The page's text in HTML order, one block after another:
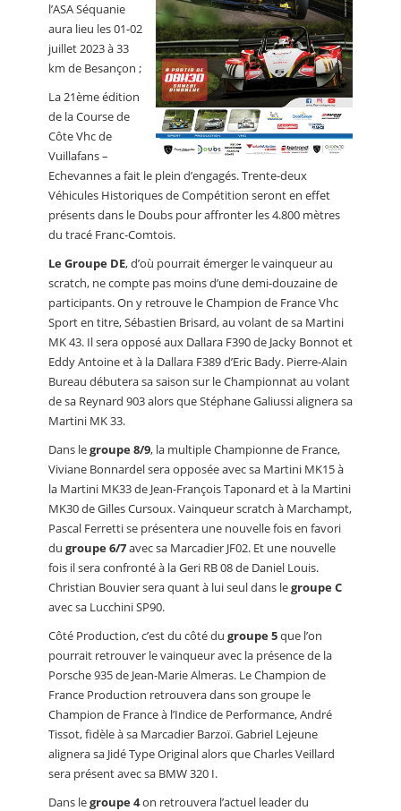
l’ASA Séquanie
aura lieu les 01-02
juillet 2023 à 33
km de Besançon ;
La 21ème édition
de la Course de
Côte Vhc de
Vuillafans –
Echevannes a fait le plein d’engagés. Trente-deux
Véhicules Historiques de Compétition seront en effet
présents dans le Doubs pour affronter les 4.800 mètres
du tracé Franc-Comtois.
Le Groupe DE, d’où pourrait émerger le vainqueur au
scratch, ne compte pas moins d’une demi-douzaine de
participants. On y retrouve le Champion de France Vhc
Sport en titre, Sébastien Brisard, au volant de sa Martini
MK 43. Il sera opposé aux Dallara F390 de Jacky Bonnot et
Eddy Antoine et à la Dallara F389 d’Eric Bady. Pierre-Alain
Bureau débutera sa saison sur le Championnat au volant
de sa Reynard 903 alors que Stéphane Galiussi alignera sa
Martini MK 33.
Dans legroupe 8/9, la multiple Championne de France,
Viviane Bonnardel sera opposée avec sa Martini MK15 à
la Martini MK33 de Jean-François Taponard et à la Martini
MK30 de Gilles Cursoux. Vainqueur scratch à Marchampt,
Pascal Ferretti se présentera une nouvelle fois en favori
du groupe 6/7avec sa Marcadier JF02. Et une nouvelle
fois il sera confronté à la Geri RB 08 de Daniel Louis.
Christian Bouvier sera quant à lui seul dans legroupe C
avec sa Lucchini SP90.
Côté Production, c’est du côté du groupe 5que l’on
pourrait retrouver le vainqueur avec la présence de la
Porsche 935 de Jean-Marie Almeras. Le Champion de
France Production retrouvera dans son groupe le
Champion de France à l’Indice de Performance, André
Tissot, fidèle à sa Marcadier Barzoï. Gabriel Lejeune
alignera sa Jidé Type Original alors que Charles Veillard
sera présent avec sa BMW 320 I.
Dans legroupe 4on retrouvera l’actuel leader du